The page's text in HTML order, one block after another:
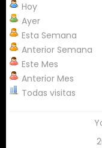
Hoy
Ayer
Esta Semana
Anterior Semana
Este Mes
Anterior Mes
Todas visitas